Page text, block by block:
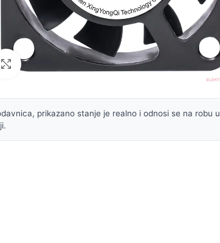
Uvećaj sliku
prikazano stanje je realno i odnosi se na robu u